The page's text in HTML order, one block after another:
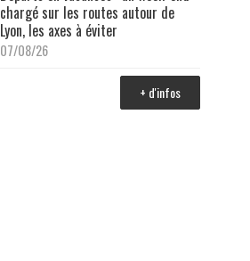
chargé sur les routes autour de
Lyon, les axes à éviter
07/08/26
+ d'infos